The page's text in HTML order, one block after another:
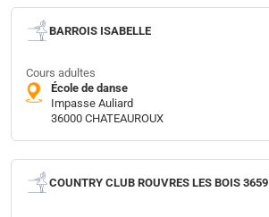
BARROIS ISABELLE
Cours adultes
École de danse
Impasse Auliard
36000 CHATEAUROUX
COUNTRY CLUB ROUVRES LES BOIS 3659